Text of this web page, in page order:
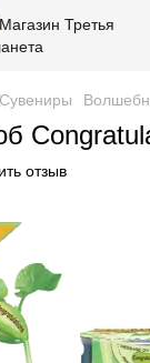
отзыв